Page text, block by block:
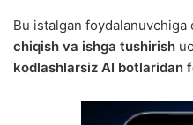
Bu istalgan foydalanuvchiga
chiqish va ishga tushirish
kodlashlarsiz AI botlaridan